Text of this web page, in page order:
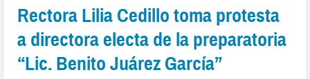
Rectora Lilia Cedillo toma protesta
a directora electa de la preparatoria
“Lic. Benito Juárez García”